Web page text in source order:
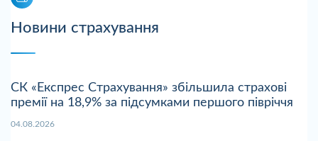
Новини страхування
СК «Експрес Страхування» збільшила страхові
премії на 18,9% за підсумками першого півріччя
04.08.2026